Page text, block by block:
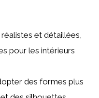
et détaillées,
pour les intérieurs
des formes plus